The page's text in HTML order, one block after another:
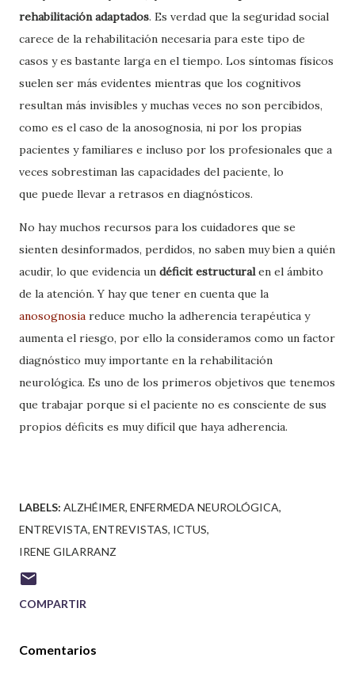
rehabilitación adaptados. Es verdad que la seguridad social
carece de la rehabilitación necesaria para este tipo de
casos y es bastante larga en el tiempo. Los síntomas físicos
suelen ser más evidentes mientras que los cognitivos
resultan más invisibles y muchas veces no son percibidos,
como es el caso de la anosognosia, ni por los propias
pacientes y familiares e incluso por los profesionales que a
veces sobrestiman las capacidades del paciente, lo
que puede llevar a retrasos en diagnósticos.
No hay muchos recursos para los cuidadores que se
sienten desinformados, perdidos, no saben muy bien a quién
acudir, lo que evidencia un déficit estructuralen el ámbito
de la atención. Y hay que tener en cuenta que la
anosognosia reduce mucho la adherencia terapéutica y
aumenta el riesgo, por ello la consideramos como un factor
diagnóstico muy importante en la rehabilitación
neurológica. Es uno de los primeros objetivos que tenemos
que trabajar porque si el paciente no es consciente de sus
propios déficits es muy difícil que haya adherencia.
LABELS: ALZHÉIMER ENFERMEDA NEUROLÓGICA
ENTREVISTA ENTREVISTAS ICTUS
IRENE GILARRANZ
COMPARTIR
Comentarios